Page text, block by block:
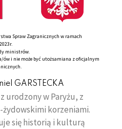
Spraw Zagranicznych w ramach
ministrów.
ów i nie może być utożsamiana z oficjalnym
GARSTECKA
urodzony w Paryżu, z
korzeniami.
się historią i kulturą